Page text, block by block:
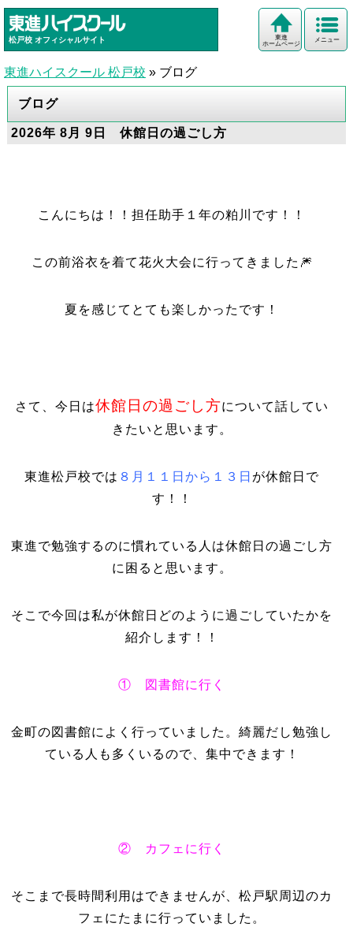
松戸校 オフィシャルサイト メニュー
東進
ホームページ
東進ハイスクール 松戸校 » ブログ
ブログ
2026年 8月 9日 休館日の過ごし方
こんにちは！！担任助手１年の粕川です！！
この前浴衣を着て花火大会に行ってきました🎆
夏を感じてとても楽しかったです！
さて、今日は休館日の過ごし方について話してい
きたいと思います。
東進松戸校では ８月１１日から１３日 が休館日で
す！！
東進で勉強するのに慣れている人は休館日の過ごし方
に困ると思います。
そこで今回は私が休館日どのように過ごしていたかを
紹介します！！
① 図書館に行く
金町の図書館によく行っていました。綺麗だし勉強し
ている人も多くいるので、集中できます！
② カフェに行く
そこまで長時間利用はできませんが、松戸駅周辺のカ
フェにたまに行っていました。